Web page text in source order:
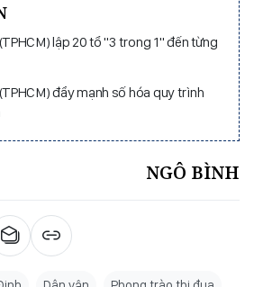
lập 20 tổ "3 trong 1" đến từng
đẩy mạnh số hóa quy trình
NGÔ BÌNH